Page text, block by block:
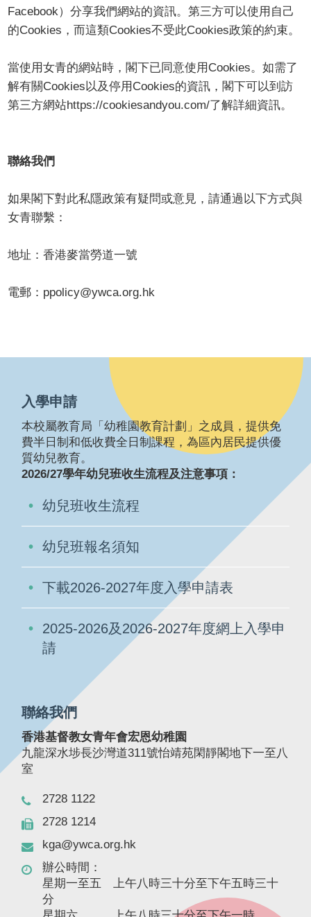
Facebook）分享我們網站的資訊。第三方可以使用自己
的Cookies，而這類Cookies不受此Cookies政策的約束。
當使用女青的網站時，閣下已同意使用Cookies。如需了
解有關Cookies以及停用Cookies的資訊，閣下可以到訪
第三方網站https://cookiesandyou.com/了解詳細資訊。
聯絡我們
如果閣下對此私隱政策有疑問或意見，請通過以下方式與
女青聯繫：
地址：香港麥當勞道一號
電郵：ppolicy@ywca.org.hk
入學申請
本校屬教育局「幼稚園教育計劃」之成員，提供免
費半日制和低收費全日制課程，為區內居民提供優
質幼兒教育。
2026/27學年幼兒班收生流程及注意事項：
幼兒班收生流程
幼兒班報名須知
下載2026-2027年度入學申請表
2025-2026及2026-2027年度網上入學申
請
聯絡我們
香港基督教女青年會宏恩幼稚園
九龍深水埗長沙灣道311號怡靖苑閑靜閣地下一至八
室
2728 1122
2728 1214
kga@ywca.org.hk
辦公時間：
星期一至五 上午八時三十分至下午五時三十
分